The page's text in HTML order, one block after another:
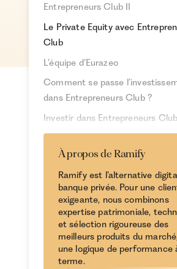
Entrepreneurs Club II
Le Private Equity avec
Club
L’équipe d’Eurazeo
Comment se passe
dans Entrepreneurs Club ?
Investir dans Entrepreneurs
Ramify
À propos de Ramify
Ramify est l’alternative
banque privée. Pour une
exigeante, nous combinons
expertise patrimoniale,
et sélection rigoureuse des
meilleurs produits du
une logique de performance
terme.